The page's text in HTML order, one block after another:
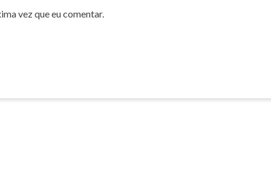
vez que eu comentar.